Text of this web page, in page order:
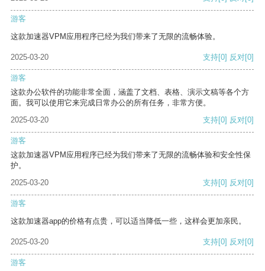
游客
这款加速器VPM应用程序已经为我们带来了无限的流畅体验。
2025-03-20 支持[0] 反对[0]
游客
这款办公软件的功能非常全面，涵盖了文档、表格、演示文稿等各个方
面。我可以使用它来完成日常办公的所有任务，非常方便。
2025-03-20
支持[0] 反对[0]
游客
这款加速器VPM应用程序已经为我们带来了无限的流畅体验和安全性保
护。
2025-03-20
支持[0] 反对[0]
游客
这款加速器app的价格有点贵，可以适当降低一些，这样会更加亲民。
2025-03-20 支持[0] 反对[0]
游客